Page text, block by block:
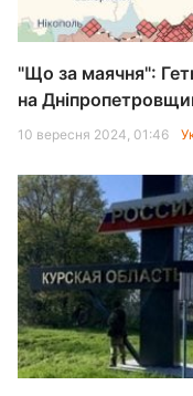
"Що за маячня":
на
10 вересня 2024, 01:46